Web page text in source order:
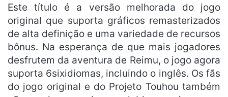
Este título é a versão melhorada do jogo
original que suporta gráficos remasterizados
de alta definição e uma variedade de recursos
bônus. Na esperança de que mais jogadores
desfrutem da aventura de Reimu, o jogo agora
suporta 6sixidiomas, incluindo o inglês. Os fãs
do jogo original e do Projeto Touhou também